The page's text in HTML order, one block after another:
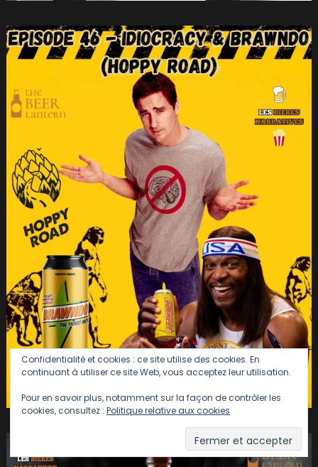
Confidentialité et cookies : ce site utilise des cookies. En
continuant à utiliser ce site Web, vous acceptez leur utilisation.
Pour en savoir plus, notamment sur la façon de contrôler les
cookies, consultez : Politique relative aux cookies